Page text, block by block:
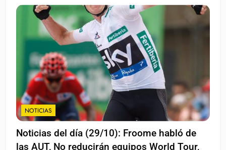
NOTICIAS
Noticias del día (29/10): Froome habló de
las AUT, No reducirán equipos World Tour,